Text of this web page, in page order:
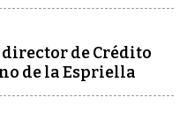
director de Crédito
de la Espriella